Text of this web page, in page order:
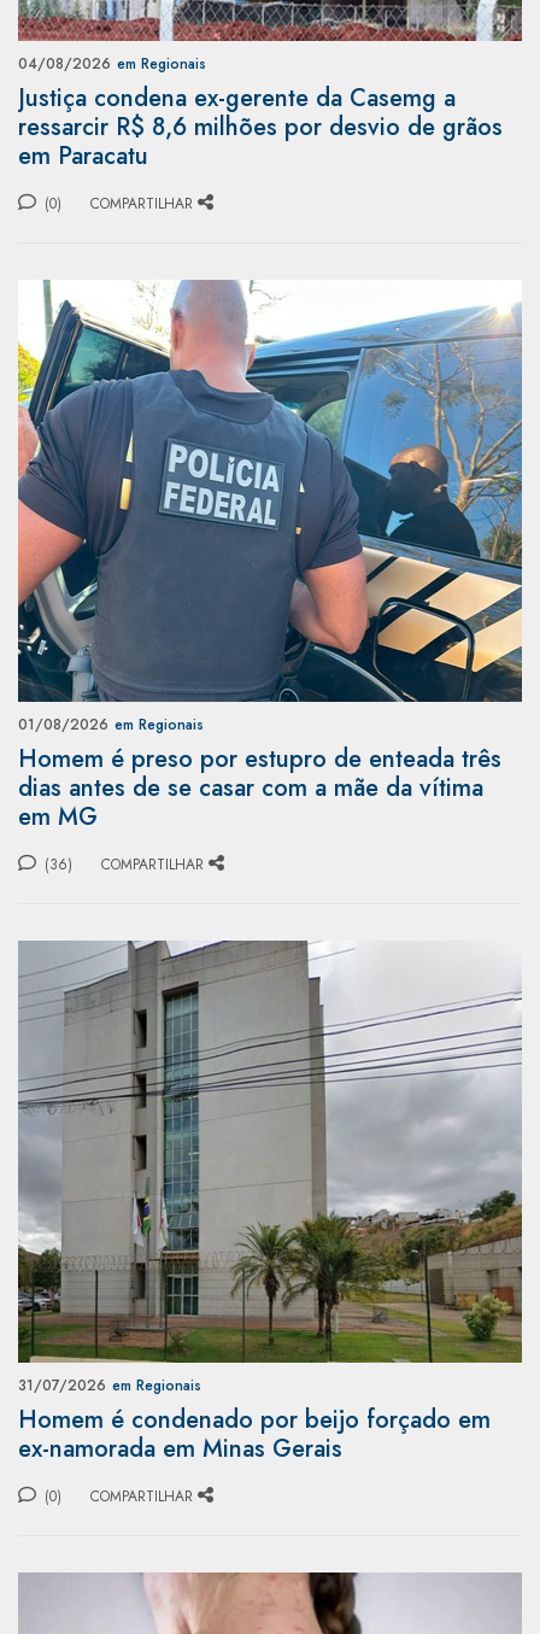
04/08/2026 em Regionais
Justiça condena ex-gerente da Casemg a
ressarcir R$ 8,6 milhões por desvio de grãos
em Paracatu
(0) COMPARTILHAR
01/08/2026 em Regionais
Homem é preso por estupro de enteada três
dias antes de se casar com a mãe da vítima
em MG
(36) COMPARTILHAR
31/07/2026 em Regionais
Homem é condenado por beijo forçado em
ex-namorada em Minas Gerais
(0) COMPARTILHAR